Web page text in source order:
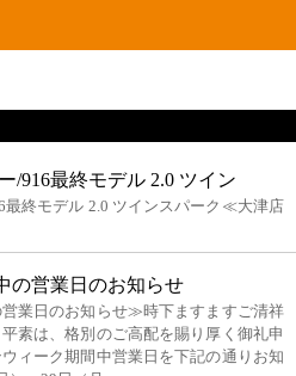
/916最終モデル 2.0 ツイン
最終モデル 2.0 ツインスパーク≪大津店
の営業日のお知らせ
業日のお知らせ≫時下ますますご清祥
素は、格別のご高配を賜り厚く御礼申
ィーク期間中営業日を下記の通りお知